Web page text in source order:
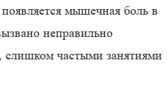
мышечная боль в
неправильно
слишком частыми занятиями